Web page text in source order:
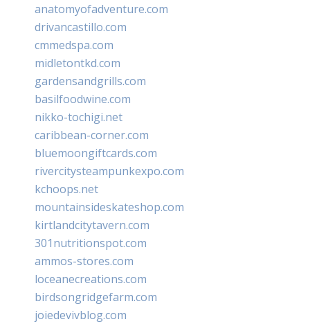
anatomyofadventure.com
drivancastillo.com
cmmedspa.com
midletontkd.com
gardensandgrills.com
basilfoodwine.com
nikko-tochigi.net
caribbean-corner.com
bluemoongiftcards.com
rivercitysteampunkexpo.com
kchoops.net
mountainsideskateshop.com
kirtlandcitytavern.com
301nutritionspot.com
ammos-stores.com
loceanecreations.com
birdsongridgefarm.com
joiedevivblog.com